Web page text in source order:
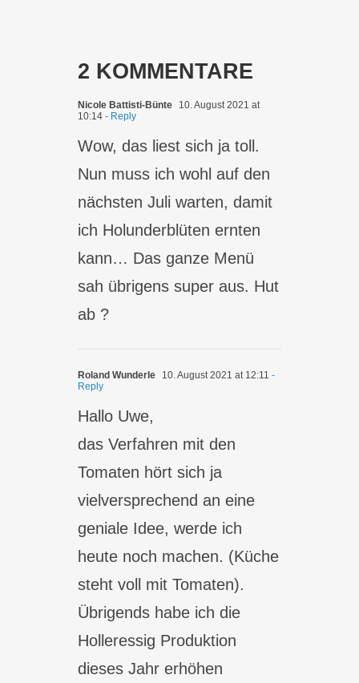
2 KOMMENTARE
Nicole Battisti-Bünte
10. August 2021 at
10:14 - Reply
Wow, das liest sich ja toll.
Nun muss ich wohl auf den
nächsten Juli warten, damit
ich Holunderblüten ernten
kann… Das ganze Menü
sah übrigens super aus. Hut
ab ?
Roland Wunderle 10. August 2021 at 12:11 -
Reply
Hallo Uwe,
das Verfahren mit den
Tomaten hört sich ja
vielversprechend an eine
geniale Idee, werde ich
heute noch machen. (Küche
steht voll mit Tomaten).
Übrigends habe ich die
Holleressig Produktion
dieses Jahr erhöhen